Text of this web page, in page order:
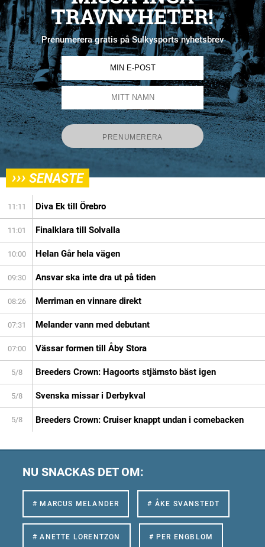
TRAVNYHETER!
Prenumerera gratis på Sulkysports nyhetsbrev
››› SENASTE
11:11 Diva Ek till Örebro
11:01 Finalklara till Solvalla
10:00 Helan Går hela vägen
09:30 Ansvar ska inte dra ut på tiden
08:26 Merriman en vinnare direkt
07:31 Melander vann med debutant
07:00 Vässar formen till Åby Stora
5/8 Breeders Crown: Hagoorts stjärnsto bäst igen
5/8 Svenska missar i Derbykval
5/8 Breeders Crown: Cruiser knappt undan i comebacken
NU SNACKAS DET OM:
# MARCUS MELANDER # ÅKE SVANSTEDT
# ANETTE LORENTZON # PER ENGBLOM